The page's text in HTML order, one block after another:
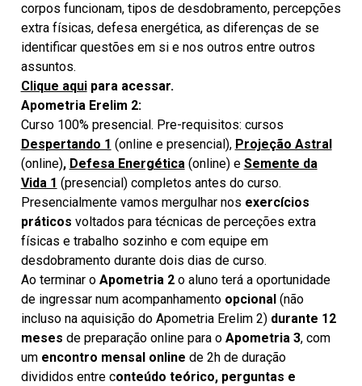
corpos funcionam, tipos de desdobramento, percepções
extra físicas, defesa energética, as diferenças de se
identificar questões em si e nos outros entre outros
assuntos.
Clique aquipara acessar.
Apometria Erelim 2:
Curso 100% presencial. Pre-requisitos: cursos
Despertando 1 (online e presencial), Projeção Astral
(online), Defesa Energética(online) e Semente da
Vida 1 (presencial) completos antes do curso.
Presencialmente vamos mergulhar nos exercícios
práticos voltados para técnicas de perceções extra
físicas e trabalho sozinho e com equipe em
desdobramento durante dois dias de curso.
Ao terminar o Apometria 2o aluno terá a oportunidade
de ingressar num acompanhamento opcional (não
incluso na aquisição do Apometria Erelim 2) durante 12
meses de preparação online para o Apometria 3, com
um encontro mensal online de 2h de duração
divididos entre conteúdo teórico, perguntas e